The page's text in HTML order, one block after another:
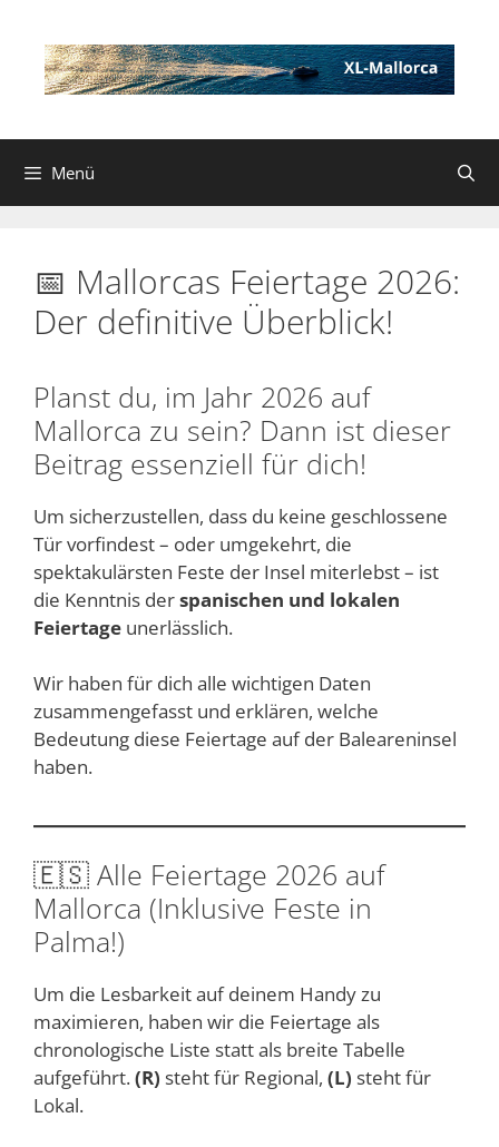
Inhalt
springen
Menü
📅 Mallorcas Feiertage 2026:
Der definitive Überblick!
Planst du, im Jahr 2026 auf
Mallorca zu sein? Dann ist dieser
Beitrag essenziell für dich!
Um sicherzustellen, dass du keine geschlossene
Tür vorfindest – oder umgekehrt, die
spektakulärsten Feste der Insel miterlebst – ist
die Kenntnis derspanischen und lokalen
Feiertage unerlässlich.
Wir haben für dich alle wichtigen Daten
zusammengefasst und erklären, welche
Bedeutung diese Feiertage auf der Baleareninsel
haben.
🇪🇸 Alle Feiertage 2026 auf
Mallorca (Inklusive Feste in
Palma!)
Um die Lesbarkeit auf deinem Handy zu
maximieren, haben wir die Feiertage als
chronologische Liste statt als breite Tabelle
aufgeführt.(R) steht für Regional, (L) steht für
Lokal.